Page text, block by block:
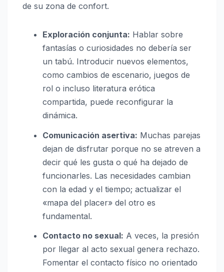
de su zona de confort.
Exploración conjunta: Hablar sobre
fantasías o curiosidades no debería ser
un tabú. Introducir nuevos elementos,
como cambios de escenario, juegos de
rol o incluso literatura erótica
compartida, puede reconfigurar la
dinámica.
Comunicación asertiva: Muchas parejas
dejan de disfrutar porque no se atreven a
decir qué les gusta o qué ha dejado de
funcionarles. Las necesidades cambian
con la edad y el tiempo; actualizar el
«mapa del placer» del otro es
fundamental.
Contacto no sexual: A veces, la presión
por llegar al acto sexual genera rechazo.
Fomentar el contacto físico no orientado